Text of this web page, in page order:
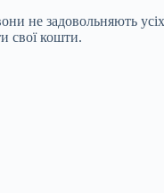
не задовольняють
свої кошти.